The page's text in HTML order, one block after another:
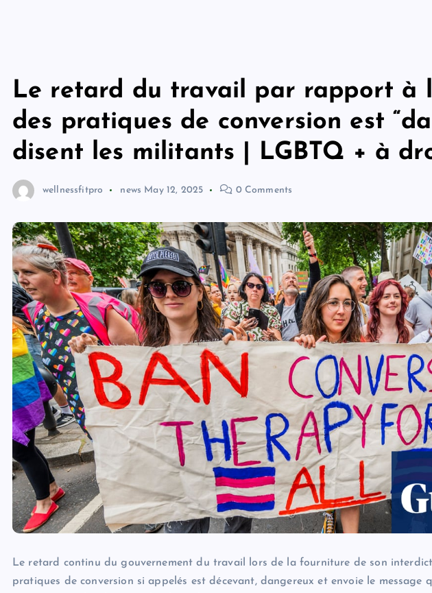
Le retard du travail par rapport à
des pratiques de conversion est
disent les militants | LGBTQ + à
wellnessfitpro news May 12, 2025 0 Comments
Le retard continu du gouvernement du travail lors de la fourniture de son
pratiques de conversion si appelés est décevant, dangereux et envoie le message